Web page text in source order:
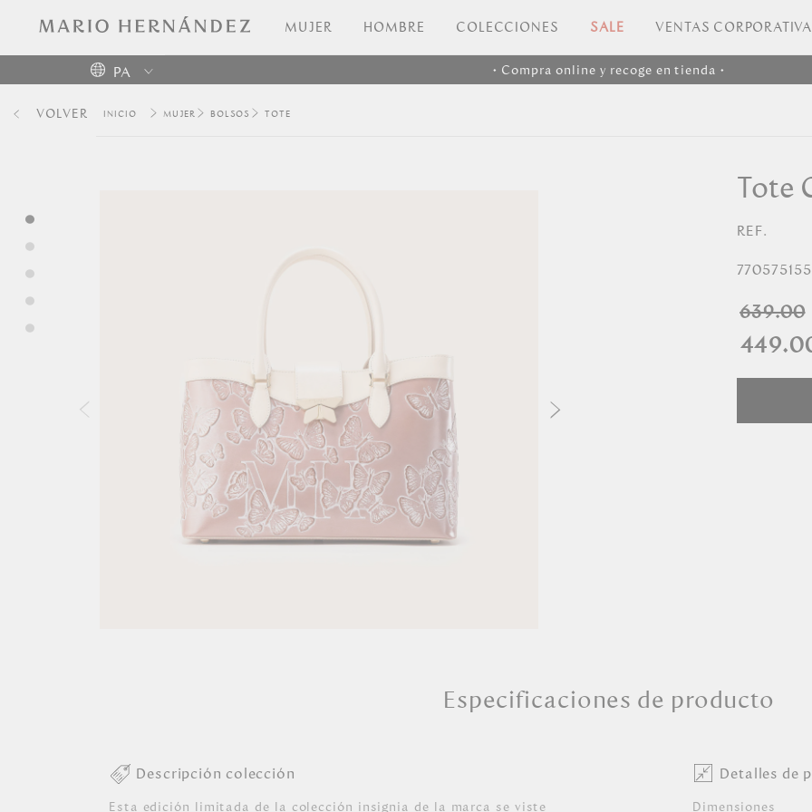
MUJER HOMBRE COLECCIONES SALE VENTAS
PA
Colombia
• Compra online y recoge en tienda •
VOLVER MUJER BOLSOS TOTE
Tote
REF.
639.00
Especificaciones de producto
Descripción colección
Esta edición limitada de la colección insignia de la marca se viste
Detalles de
Dimensiones